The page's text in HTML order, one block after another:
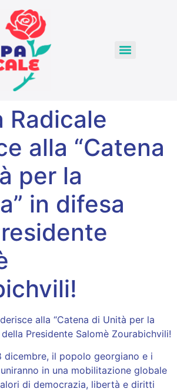
Radicale
alla “Catena
per la
in difesa
alla “Catena di Unità per la
Presidente Salomè Zourabichvili!
dicembre, il popolo georgiano e i
in una mobilitazione globale
di democrazia, libertà e diritti